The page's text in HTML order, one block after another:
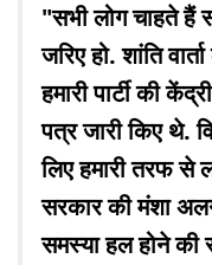
"सभी लोग चाहते हैं
जरिए हो. शांति
हमारी पार्टी की
पत्र जारी किए थे.
लिए हमारी तरफ से
सरकार की मंशा
समस्या हल होने की